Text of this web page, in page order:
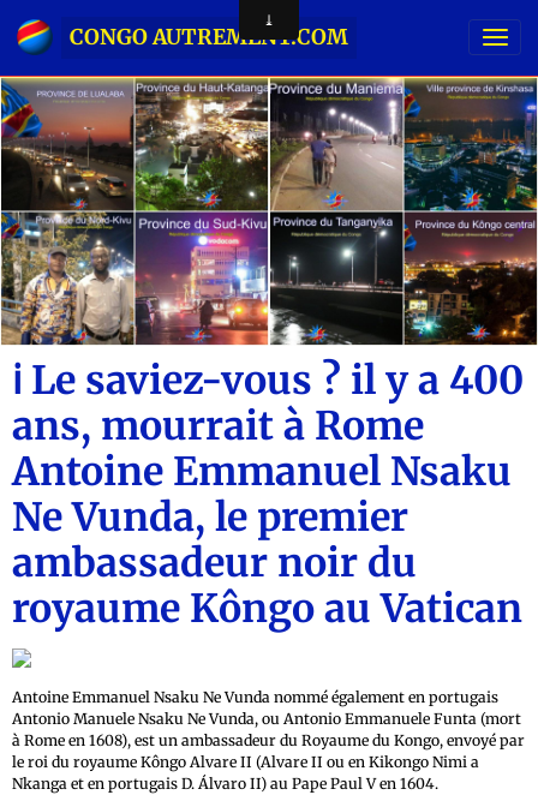
CONGO AUTREMENT.COM
ℹ️ Le saviez-vous ? il y a 400
ans, mourrait à Rome
Antoine Emmanuel Nsaku
Ne Vunda, le premier
ambassadeur noir du
royaume Kôngo au Vatican
Antoine Emmanuel Nsaku Ne Vunda nommé également en portugais
Antonio Manuele Nsaku Ne Vunda, ou Antonio Emmanuele Funta (mort
à Rome en 1608), est un ambassadeur du Royaume du Kongo, envoyé par
le roi du royaume Kôngo Alvare II (Alvare II ou en Kikongo Nimi a
Nkanga et en portugais D. Álvaro II) au Pape Paul V en 1604.